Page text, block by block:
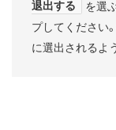
退出する
を選
プしてください
に選出されるよ